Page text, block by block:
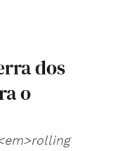
dos
o